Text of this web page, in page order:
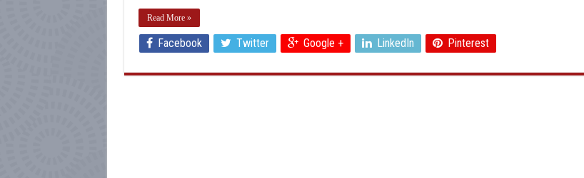
Read More »
Facebook Twitter Google + LinkedIn Pinterest